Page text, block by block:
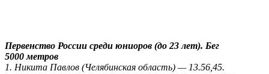
Первенство России среди юниоров (до 23 лет). Бег
5000 метров
1. Никита Павлов (Челябинская область) — 13.56,45.